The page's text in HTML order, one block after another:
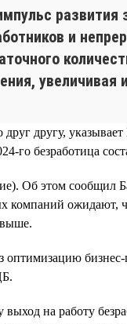
развития
и
увеличивая
другу,
го безработица
Об этом сообщил
компаний ожидают,
выше.
на работу